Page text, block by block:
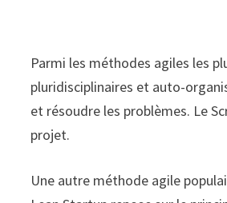
Parmi les méthodes agiles les
pluridisciplinaires et auto-
et résoudre les problèmes. Le
projet.
Une autre méthode agile